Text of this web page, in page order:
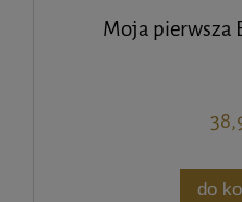
Moja pierwsza
do